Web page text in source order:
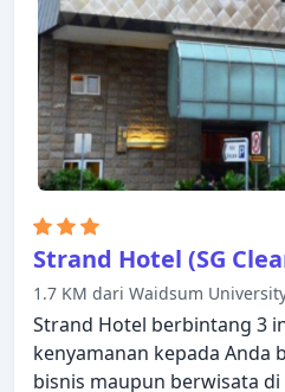
Temukan semua yang
membuat Swissotel The
tempat persinggahan Anda.
Strand Hotel (SG
1.7 KM dari Waidsum
Strand Hotel berbintang 3
kenyamanan kepada Anda
bisnis maupun berwisata di